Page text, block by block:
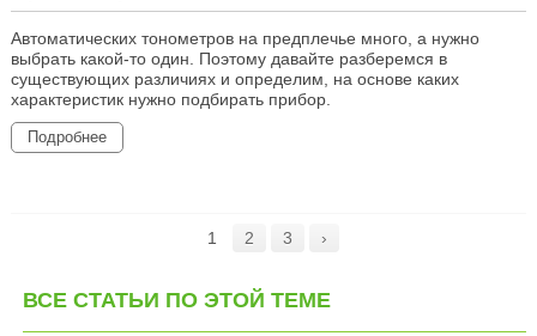
Автоматических тонометров на предплечье много, а нужно
выбрать какой-то один. Поэтому давайте разберемся в
существующих различиях и определим, на основе каких
характеристик нужно подбирать прибор.
Подробнее
1 2 3 ›
ВСЕ СТАТЬИ ПО ЭТОЙ ТЕМЕ